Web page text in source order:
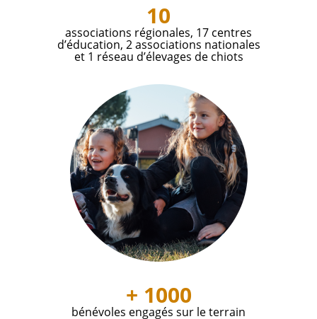
10
associations régionales, 17 centres
d’éducation, 2 associations nationales
et 1 réseau d’élevages de chiots
+ 1000
bénévoles engagés sur le terrain